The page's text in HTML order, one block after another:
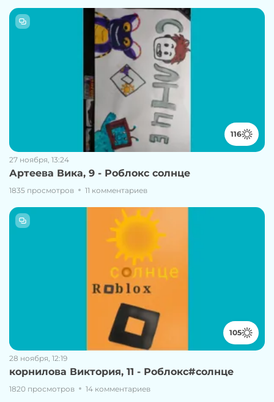
116
27 ноября, 13:24
Артеева Вика, 9 - Роблокс солнце
1835 просмотров 11 комментариев
105
28 ноября, 12:19
корнилова Виктория, 11 - Роблокс#солнце
1820 просмотров 14 комментариев